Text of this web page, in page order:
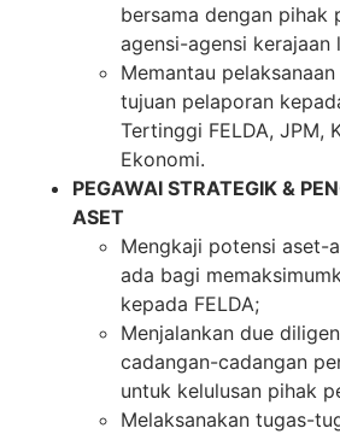
bersama dengan pihak
agensi-agensi
Memantau
tujuan pelaporan
Tertinggi FELDA, JPM,
Ekonomi.
PEGAWAI STRATEGIK &
ASET
Mengkaji potensi aset-
ada bagi
kepada FELDA;
Menjalankan due
cadangan-cadangan
untuk kelulusan pihak
Melaksanakan tugas-